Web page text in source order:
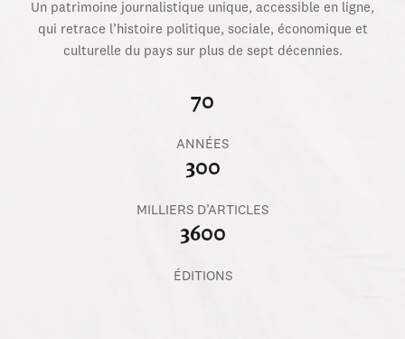
Un patrimoine journalistique unique, accessible en ligne,
qui retrace l’histoire politique, sociale, économique et
culturelle du pays sur plus de sept décennies.
70
ANNÉES
300
MILLIERS D’ARTICLES
3600
ÉDITIONS